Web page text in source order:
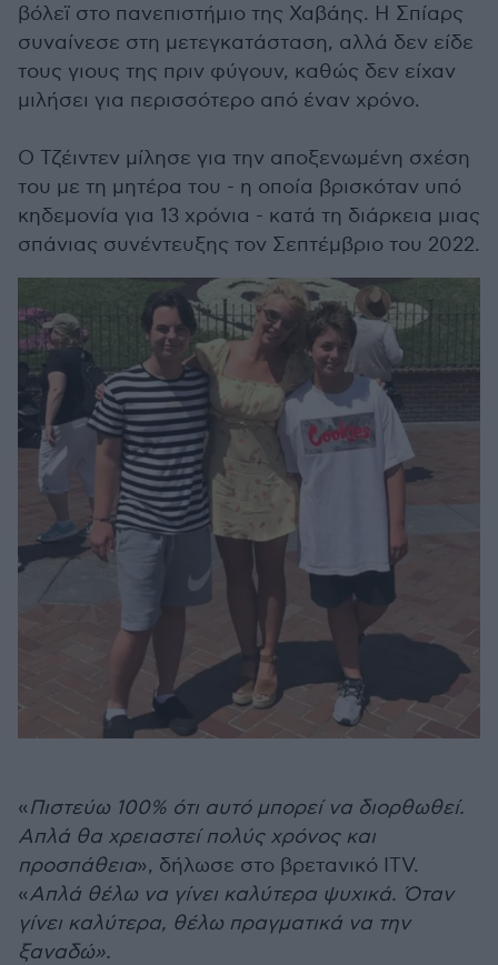
βόλεϊ στο πανεπιστήμιο της Χαβάης. Η Σπίαρς
συναίνεσε στη μετεγκατάσταση, αλλά δεν είδε
τους γιους της πριν φύγουν, καθώς δεν είχαν
μιλήσει για περισσότερο από έναν χρόνο.
Ο Τζέιντεν μίλησε για την αποξενωμένη σχέση
του με τη μητέρα του - η οποία βρισκόταν υπό
κηδεμονία για 13 χρόνια - κατά τη διάρκεια μιας
σπάνιας συνέντευξης τον Σεπτέμβριο του 2022.
«Πιστεύω 100% ότι αυτό μπορεί να διορθωθεί.
Απλά θα χρειαστεί πολύς χρόνος και
προσπάθεια», δήλωσε στο βρετανικό ITV.
«Απλά θέλω να γίνει καλύτερα ψυχικά. Όταν
γίνει καλύτερα, θέλω πραγματικά να την
ξαναδώ».